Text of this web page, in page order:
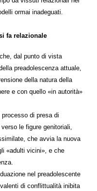
ormai inadeguati.
fa relazionale
dal punto di vista
preadolescenza attuale,
della natura della
e con quello «in autorità»
di presa di
le figure genitoriali,
che avvia la nuova
«adulti vicini», e che
nel preadolescente
di conflittualità inibita